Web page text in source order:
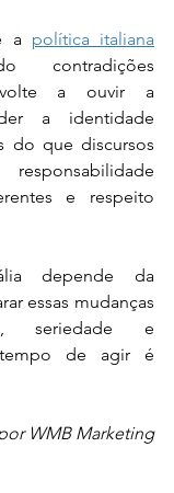
a política italiana
volte a ouvir a
a identidade
do que discursos
e respeito
depende da
essas mudanças
seriedade e
de agir é
WMB Marketing